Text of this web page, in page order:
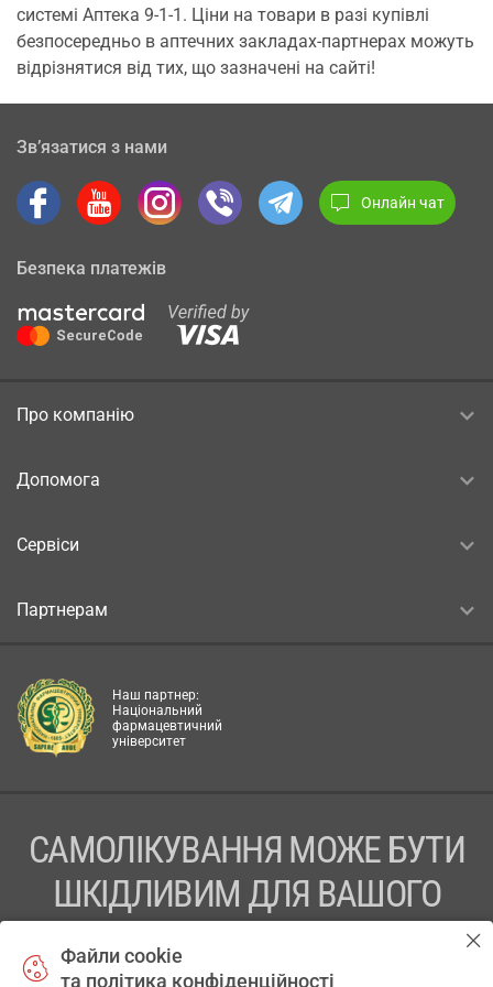
системі Аптека 9-1-1. Ціни на товари в разі купівлі
безпосередньо в аптечних закладах-партнерах можуть
відрізнятися від тих, що зазначені на сайті!
Зв’язатися з нами
Онлайн чат
Безпека платежів
Про компанію
Допомога
Сервіси
Партнерам
Наш партнер:
Національний
фармацевтичний
університет
САМОЛІКУВАННЯ МОЖЕ БУТИ
ШКІДЛИВИМ ДЛЯ ВАШОГО
Файли cookie
та політика конфіденційності